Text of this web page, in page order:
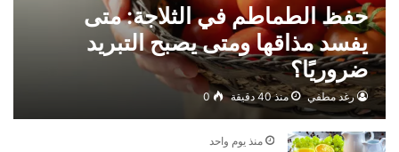
حفظ الطماطم في الثلاجة: متى
يفسد مذاقها ومتى يصبح التبريد
ضروريًا؟
رغد مطفي منذ 40 دقيقة 0
منذ يوم واحد